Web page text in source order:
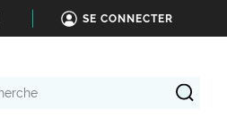
SE CONNECTER